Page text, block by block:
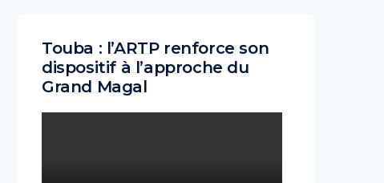
Touba : l’ARTP renforce son
dispositif à l’approche du
Grand Magal